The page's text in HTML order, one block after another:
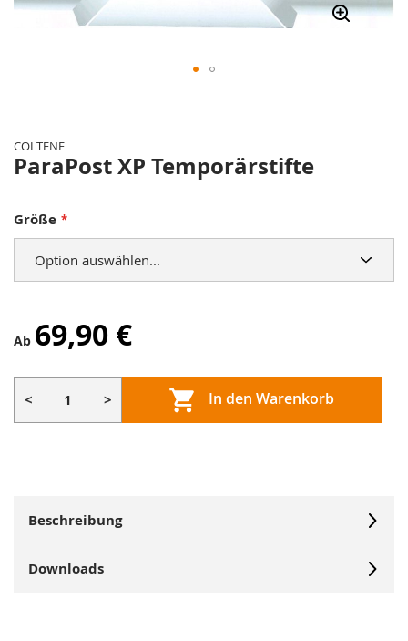
Bildergalerie
springen
COLTENE
ParaPost XP Temporärstifte
Größe
Ab 69,90 €
< > In den Warenkorb
Beschreibung
Downloads